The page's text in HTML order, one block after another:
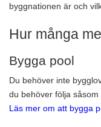
byggnationen är och
Hur många
Bygga pool
Du behöver inte
du behöver följa
Läs mer om att bygga